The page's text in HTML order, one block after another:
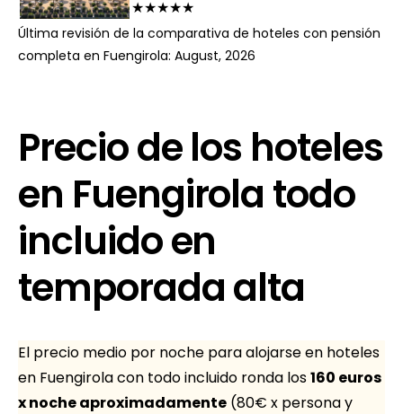
★★★★★
Última revisión de la comparativa de hoteles con pensión
completa en Fuengirola: August, 2026
Precio de los hoteles
en Fuengirola todo
incluido en
temporada alta
El precio medio por noche para alojarse en hoteles
en Fuengirola con todo incluido ronda los160 euros
x noche aproximadamente (80€ x persona y